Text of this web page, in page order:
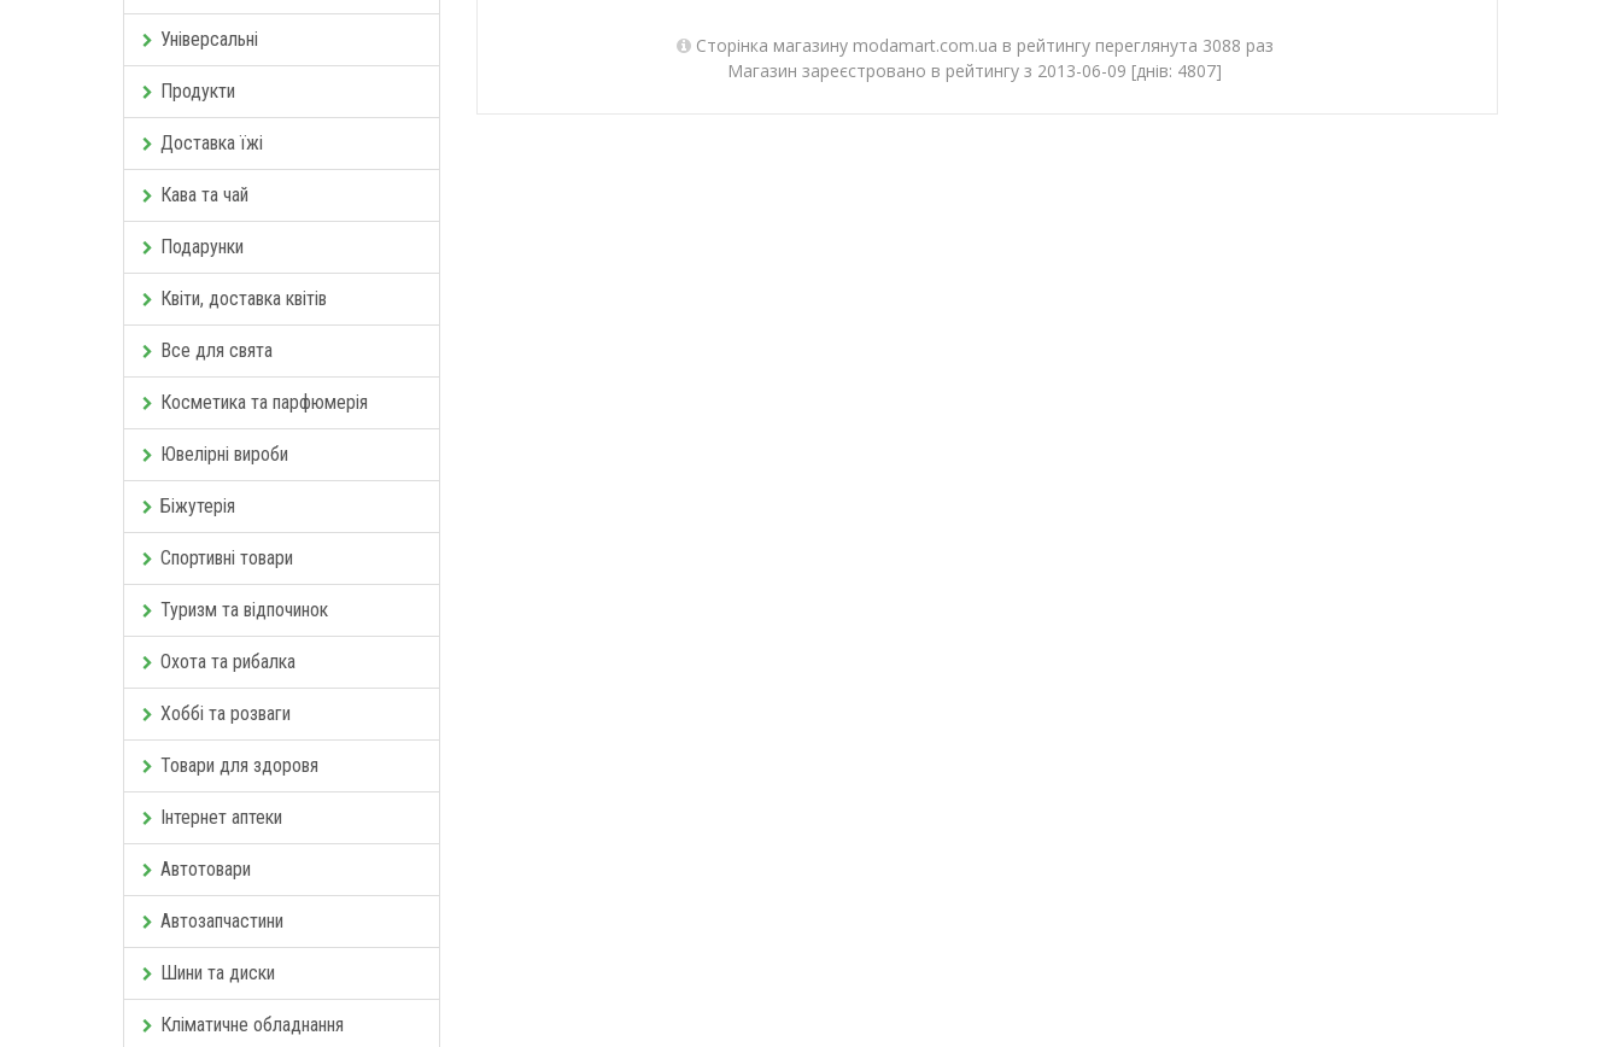
Універсальні
Продукти
Доставка їжі
Кава та чай
Подарунки
Квіти, доставка квітів
Все для свята
Косметика та парфюмерія
Ювелірні вироби
Біжутерія
Спортивні товари
Туризм та відпочинок
Охота та рибалка
Хоббі та розваги
Товари для здоровя
Інтернет аптеки
Автотовари
Автозапчастини
Шини та диски
Кліматичне обладнання
Сторінка магазину modamart.com.ua в рейтингу переглянута 3088 раз
Магазин зареєстровано в рейтингу з 2013-06-09 [днів: 4807]